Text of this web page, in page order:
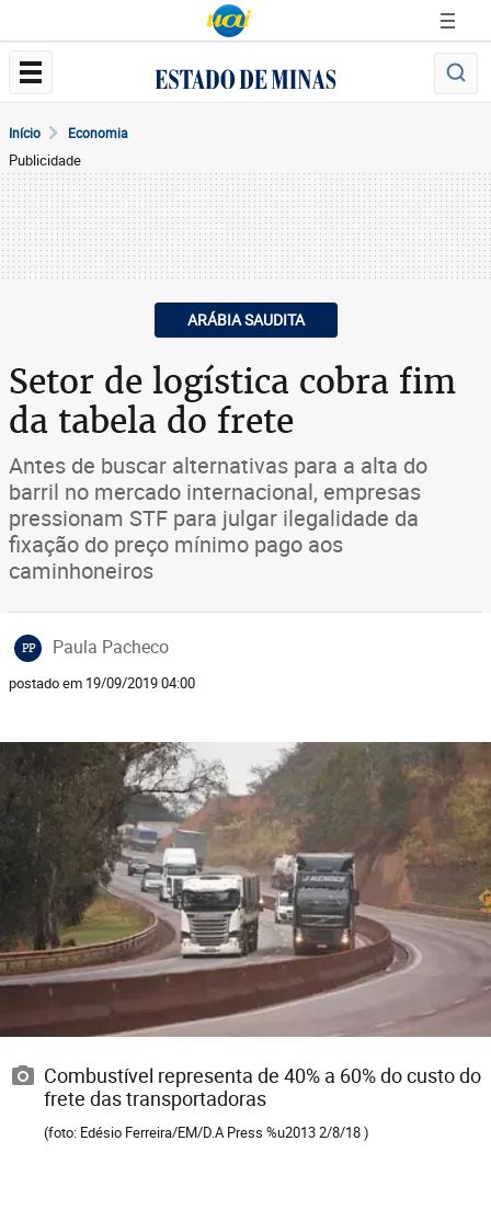
Início Economia
Publicidade
ARÁBIA SAUDITA
Setor de logística cobra fim
da tabela do frete
Antes de buscar alternativas para a alta do
barril no mercado internacional, empresas
pressionam STF para julgar ilegalidade da
fixação do preço mínimo pago aos
caminhoneiros
PP Paula Pacheco
postado em 19/09/2019 04:00
Combustível representa de 40% a 60% do custo do
frete das transportadoras
(foto: Edésio Ferreira/EM/D.A Press %u2013 2/8/18 )